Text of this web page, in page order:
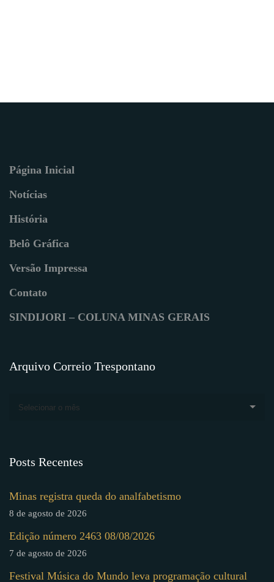
Página Inicial
Notícias
História
Belô Gráfica
Versão Impressa
Contato
SINDIJORI – COLUNA MINAS GERAIS
Arquivo Correio Trespontano
Selecionar o mês
Posts Recentes
Minas registra queda do analfabetismo
8 de agosto de 2026
Edição número 2463 08/08/2026
7 de agosto de 2026
Festival Música do Mundo leva programação cultural